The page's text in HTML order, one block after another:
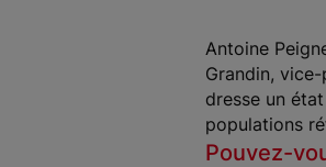
Antoine
Grandin,
dresse un
populations
Pouvez-